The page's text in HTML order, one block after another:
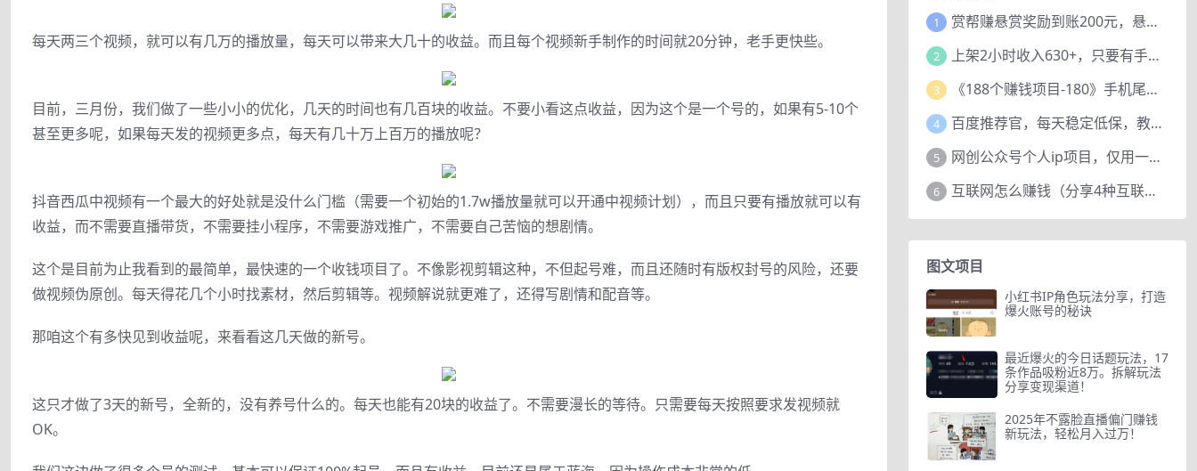
每天两三个视频，就可以有几万的播放量，每天可以带来大几十的收益。而且每个视频新手制作的时间就20分钟，老手更快些。
目前，三月份，我们做了一些小小的优化，几天的时间也有几百块的收益。不要小看这点收益，因为这个是一个号的，如果有5-10个
甚至更多呢，如果每天发的视频更多点，每天有几十万上百万的播放呢？
抖音西瓜中视频有一个最大的好处就是没什么门槛（需要一个初始的1.7w播放量就可以开通中视频计划），而且只要有播放就可以有
收益，而不需要直播带货，不需要挂小程序，不需要游戏推广，不需要自己苦恼的想剧情。
这个是目前为止我看到的最简单，最快速的一个收钱项目了。不像影视剪辑这种，不但起号难，而且还随时有版权封号的风险，还要
做视频伪原创。每天得花几个小时找素材，然后剪辑等。视频解说就更难了，还得写剧情和配音等。
那咱这个有多快见到收益呢，来看看这几天做的新号。
这只才做了3天的新号，全新的，没有养号什么的。每天也能有20块的收益了。不需要漫长的等待。只需要每天按照要求发视频就
OK。
1 赏帮赚悬赏奖励到账200元，悬赏任务多劳多得，人人可做。
2 上架2小时收入630+，只要有手就能做的AI搞钱项目，奶奶看完都能学会!
3 《188个赚钱项目-180》手机尾号测试评分项目，短视频直播日赚200+
4 百度推荐官，每天稳定低保，教程赠上
5 网创公众号个人ip项目，仅用一篇文章做到全网引流！
6 互联网怎么赚钱（分享4种互联网赚钱模式）
图文项目
小红书IP角色玩法分享，打造
爆火账号的秘诀
最近爆火的今日话题玩法，17
条作品吸粉近8万。拆解玩法
分享变现渠道！
2025年不露脸直播偏门赚钱
新玩法，轻松月入过万！